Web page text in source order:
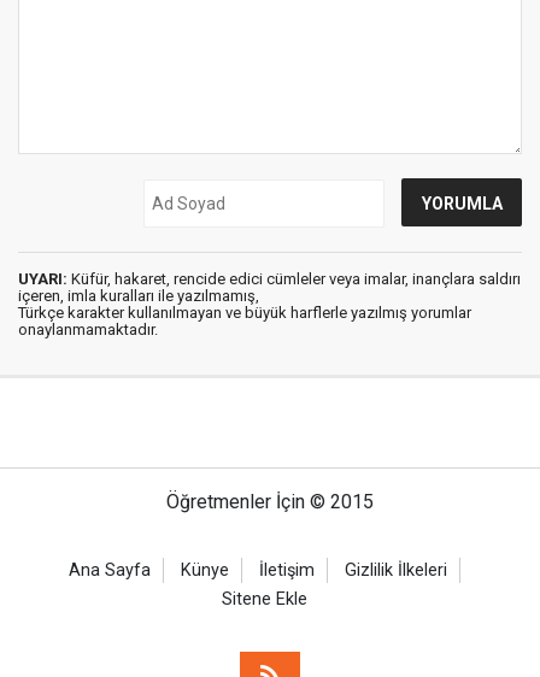
UYARI: Küfür, hakaret, rencide edici cümleler veya imalar, inançlara saldırı
içeren, imla kuralları ile yazılmamış,
Türkçe karakter kullanılmayan ve büyük harflerle yazılmış yorumlar
onaylanmamaktadır.
Öğretmenler İçin © 2015
Ana Sayfa Künye İletişim
Gizlilik İlkeleri
Sitene Ekle